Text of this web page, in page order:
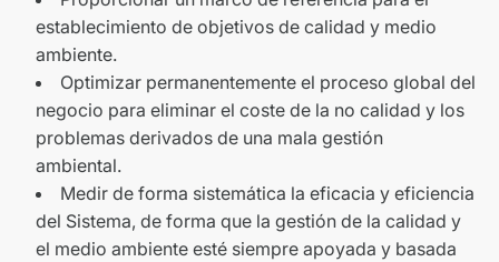
establecimiento de objetivos de calidad y medio
ambiente.
Optimizar permanentemente el proceso global del
negocio para eliminar el coste de la no calidad y los
problemas derivados de una mala gestión
ambiental.
Medir de forma sistemática la eficacia y eficiencia
del Sistema, de forma que la gestión de la calidad y
el medio ambiente esté siempre apoyada y basada